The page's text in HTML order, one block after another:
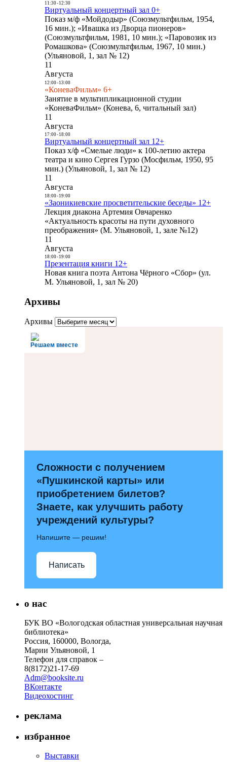
11:30- 12:30
Виртуальный концертный зал 0+
Показ м/ф «Мойдодыр» (Союзмультфильм, 1954,
16 мин.); «Ивашка из Дворца пионеров»
(Союзмультфильм, 1981, 10 мин.); «Паровозик из
Ромашкова» (Союзмультфильм, 1967, 10 мин.)
(Ульяновой, 1, зал № 12)
11
Августа
12:00- 13:00
«КоневаФильм» 6+
Занятие в мультипликационной студии
«КоневаФильм» (Конева, 6, читальный зал)
11
Августа
17:00- 18:00
Виртуальный концертный зал 12+
Показ х/ф «Смелые люди» к 100-летию актера
театра и кино Сергея Гурзо (Мосфильм, 1950, 95
мин.) (Ульяновой, 1, зал № 12)
11
Августа
18:00- 19:00
«Заоникиевские просветительские беседы» 12+
Лекция диакона Артемия Овчаренко
«Актуальность красоты на пути духовного
преображения» (М. Ульяновой, 1, зале №12)
11
Августа
18:00- 19:00
Презентация книги 12+
Новая книга поэта Антона Чёрного «Сбор» (ул.
М. Ульяновой, 1, зал № 20)
Архивы
Архивы
Решаем вместе
Сложности с получением
«Пушкинской карты» или
приобретением билетов?
Знаете, как улучшить работу
учреждений культуры?
Напишите — решим!
Написать
о нас
БУК ВО «Вологодская областная универсальная научная
библиотека»
Россия, 160000, Вологда,
Марии Ульяновой, 1
Телефон для справок –
8(8172)21-17-69
Adm@booksite.ru
ВКонтакте
Видеохостинг
реклама
избранное
Выставки